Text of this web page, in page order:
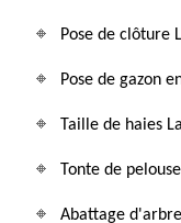
Pose de clôture
Pose de gazon
Taille de haies
Tonte de
Abattage